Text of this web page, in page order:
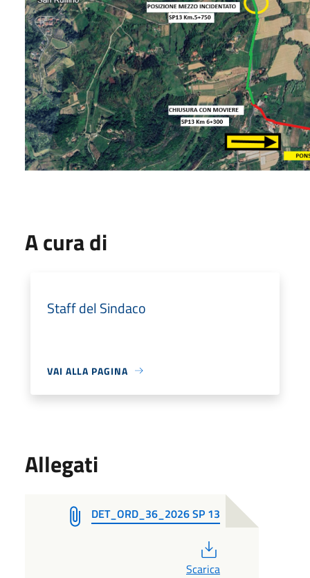
A cura di
Staff del Sindaco
VAI ALLA PAGINA
Allegati
DET_ORD_36_2026 SP 13
Scarica